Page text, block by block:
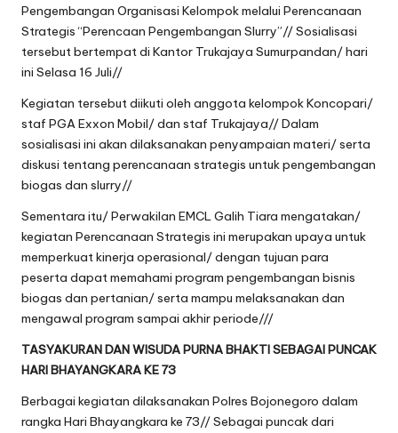
Pengembangan Organisasi Kelompok melalui Perencanaan
Strategis “Perencaan Pengembangan Slurry”// Sosialisasi
tersebut bertempat di Kantor Trukajaya Sumurpandan/ hari
ini Selasa 16 Juli//
Kegiatan tersebut diikuti oleh anggota kelompok Koncopari/
staf PGA Exxon Mobil/ dan staf Trukajaya// Dalam
sosialisasi ini akan dilaksanakan penyampaian materi/ serta
diskusi tentang perencanaan strategis untuk pengembangan
biogas dan slurry//
Sementara itu/ Perwakilan EMCL Galih Tiara mengatakan/
kegiatan Perencanaan Strategis ini merupakan upaya untuk
memperkuat kinerja operasional/ dengan tujuan para
peserta dapat memahami program pengembangan bisnis
biogas dan pertanian/ serta mampu melaksanakan dan
mengawal program sampai akhir periode///
TASYAKURAN DAN WISUDA PURNA BHAKTI SEBAGAI PUNCAK
HARI BHAYANGKARA KE 73
Berbagai kegiatan dilaksanakan Polres Bojonegoro dalam
rangka Hari Bhayangkara ke 73// Sebagai puncak dari